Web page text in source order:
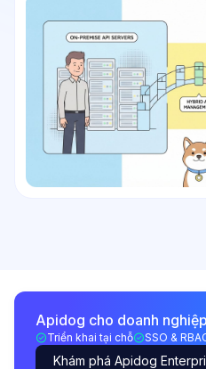
Apidog cho doanh nghiệp
Triển khai tại chỗ SSO &
Khám phá Apidog